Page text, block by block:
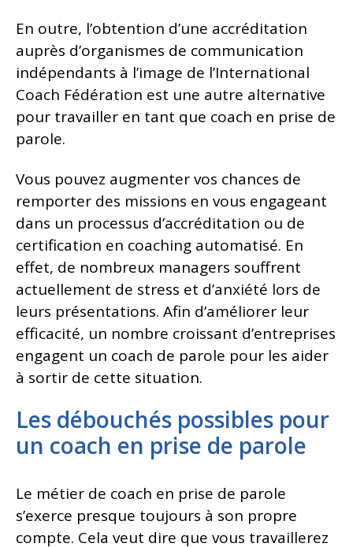
En outre, l’obtention d’une accréditation
auprès d’organismes de communication
indépendants à l’image de l’International
Coach Fédération est une autre alternative
pour travailler en tant que coach en prise de
parole.
Vous pouvez augmenter vos chances de
remporter des missions en vous engageant
dans un processus d’accréditation ou de
certification en coaching automatisé. En
effet, de nombreux managers souffrent
actuellement de stress et d’anxiété lors de
leurs présentations. Afin d’améliorer leur
efficacité, un nombre croissant d’entreprises
engagent un coach de parole pour les aider
à sortir de cette situation.
Les débouchés possibles pour
un coach en prise de parole
Le métier de coach en prise de parole
s’exerce presque toujours à son propre
compte. Cela veut dire que vous travaillerez